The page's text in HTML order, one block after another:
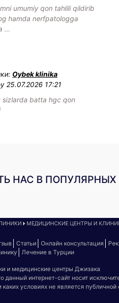
umumiy qon tahlili qildirib
hamda nerfpatologga
...
Oybek klinika
25.07.2026 17:21
sizlarda batta hgc qon
НАС В
МЕДИЦИНСКИЕ ЦЕНТРЫ И
Статьи Онлайн консультация
Лечение в Турции
и медицинские центры Джизака
интернет-сайт носит
условиях не является публичной